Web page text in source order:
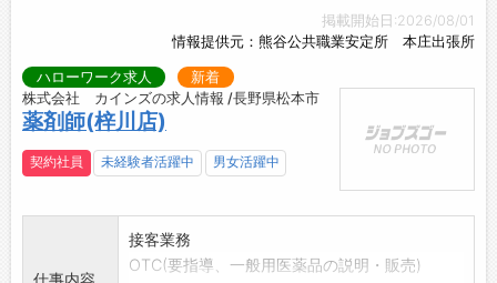
掲載開始日:2026/08/01
情報提供元：熊谷公共職業安定所 本庄出張所
ハローワーク求人
新着
株式会社 カインズの求人情報 /長野県松本市
薬剤師(梓川店)
契約社員 未経験者活躍中 男女活躍中
仕事内容
接客業務
OTC(要指導、一般用医薬品の説明・販売)